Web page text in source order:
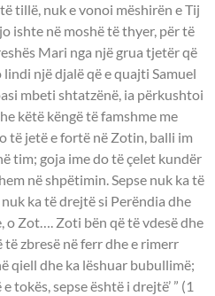
tillë, nuk e vonoi mëshirën e Tij
ishte në moshë të thyer, për të
Mari nga një grua tjetër që
një djalë që e quajti Samuel
mbeti shtatzënë, ia përkushtoi
këtë këngë të famshme me
të jetë e fortë në Zotin, balli im
tim; goja ime do të çelet kundër
në shpëtimin. Sepse nuk ka të
ka të drejtë si Perëndia dhe
o Zot…. Zoti bën që të vdesë dhe
zbresë në ferr dhe e rimerr
qiell dhe ka lëshuar bubullimë;
tokës, sepse është i drejtë’ ” (1